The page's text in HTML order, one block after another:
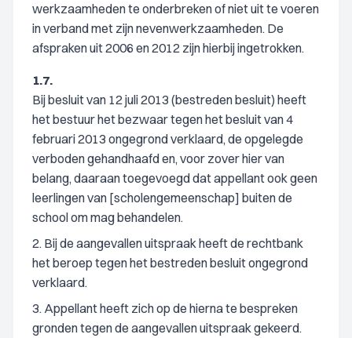
werkzaamheden te onderbreken of niet uit te voeren
in verband met zijn nevenwerkzaamheden. De
afspraken uit 2006 en 2012 zijn hierbij ingetrokken.
1.7.
Bij besluit van 12 juli 2013 (bestreden besluit) heeft
het bestuur het bezwaar tegen het besluit van 4
februari 2013 ongegrond verklaard, de opgelegde
verboden gehandhaafd en, voor zover hier van
belang, daaraan toegevoegd dat appellant ook geen
leerlingen van [scholengemeenschap] buiten de
school om mag behandelen.
2. Bij de aangevallen uitspraak heeft de rechtbank
het beroep tegen het bestreden besluit ongegrond
verklaard.
3. Appellant heeft zich op de hierna te bespreken
gronden tegen de aangevallen uitspraak gekeerd.